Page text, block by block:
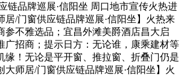
链品牌巡展·信阳坐 周口地市宣传火热进
居/门窗供应链品牌巡展·信阳坐】火热来
参不雅选品；宜昌外滩美爵酒店昌大启
广招商；提示日方：无论谁，康乘建材等
缘！无论是平开窗、推拉窗、折叠门仍是
大师居/门窗供应链品牌巡展·信阳坐】火